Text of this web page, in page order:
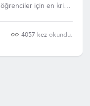
4057 kez okundu.